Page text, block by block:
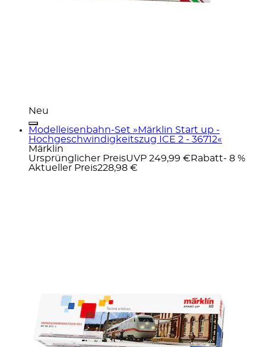
Neu
Modelleisenbahn-Set »Märklin Start up -
Hochgeschwindigkeitszug ICE 2 - 36712«
Märklin
Ursprünglicher PreisUVP 249,99 € Rabatt- 8 %
Aktueller Preis228,98 €